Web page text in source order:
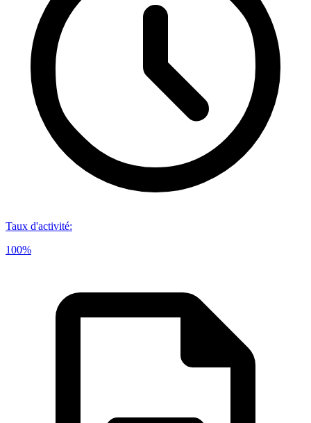
Taux d'activité:
100%